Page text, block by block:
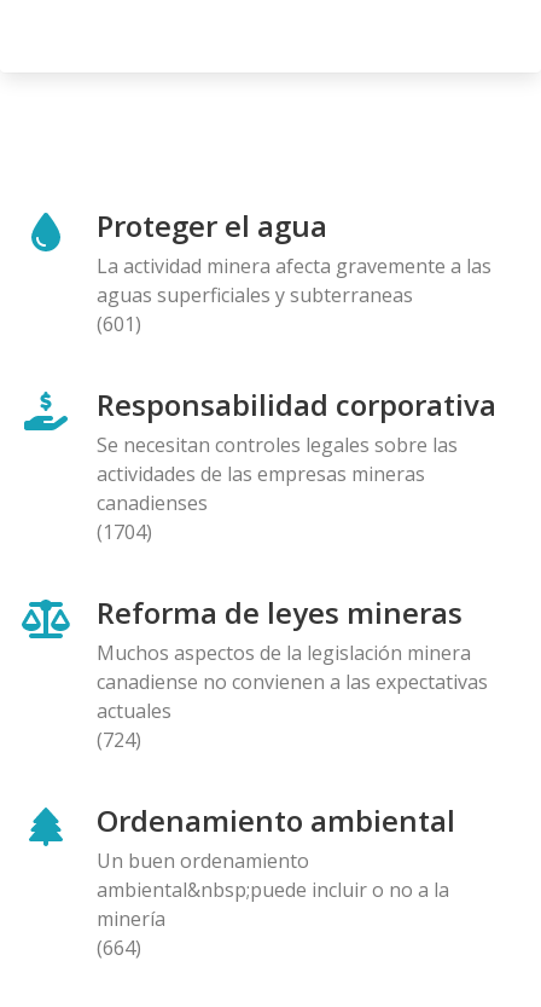
Proteger el agua
La actividad minera afecta gravemente a las
aguas superficiales y subterraneas
(601)
Responsabilidad corporativa
Se necesitan controles legales sobre las
actividades de las empresas mineras
canadienses
(1704)
Reforma de leyes mineras
Muchos aspectos de la legislación minera
canadiense no convienen a las expectativas
actuales
(724)
Ordenamiento ambiental
Un buen ordenamiento
ambiental&nbsp;puede incluir o no a la
minería
(664)